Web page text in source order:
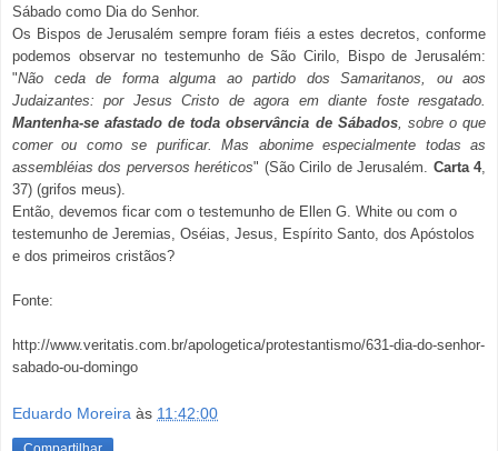
Sábado como Dia do Senhor.
Os Bispos de Jerusalém sempre foram fiéis a estes decretos, conforme
podemos observar no testemunho de São Cirilo, Bispo de Jerusalém:
"Não ceda de forma alguma ao partido dos Samaritanos, ou aos
Judaizantes: por Jesus Cristo de agora em diante foste resgatado.
Mantenha-se afastado de toda observância de Sábados, sobre o que
comer ou como se purificar. Mas abonime especialmente todas as
assembléias dos perversos heréticos" (São Cirilo de Jerusalém. Carta 4,
37) (grifos meus).
Então, devemos ficar com o testemunho de Ellen G. White ou com o
testemunho de Jeremias, Oséias, Jesus, Espírito Santo, dos Apóstolos
e dos primeiros cristãos?
Fonte:
http://www.veritatis.com.br/apologetica/protestantismo/631-dia-do-senhor-
sabado-ou-domingo
Eduardo Moreira às 11:42:00